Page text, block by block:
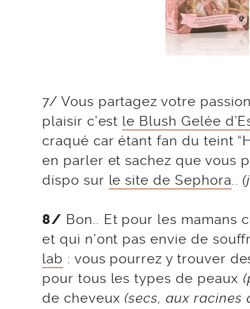
7/ Vous partagez votre
plaisir c’est le Blush Gelée
craqué car étant fan du teint
en parler et sachez que vous
dispo sur le site de Sephora ..
8/ Bon.. Et pour les mamans
et qui n’ont pas envie de
lab : vous pourrez y trouver
pour tous les types de peaux
de cheveux(secs, aux racines